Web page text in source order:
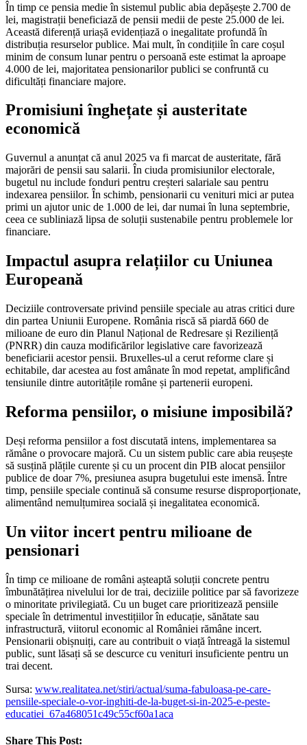
În timp ce pensia medie în sistemul public abia depășește 2.700 de
lei, magistrații beneficiază de pensii medii de peste 25.000 de lei.
Această diferență uriașă evidențiază o inegalitate profundă în
distribuția resurselor publice. Mai mult, în condițiile în care coșul
minim de consum lunar pentru o persoană este estimat la aproape
4.000 de lei, majoritatea pensionarilor publici se confruntă cu
dificultăți financiare majore.
Promisiuni înghețate și austeritate
economică
Guvernul a anunțat că anul 2025 va fi marcat de austeritate, fără
majorări de pensii sau salarii. În ciuda promisiunilor electorale,
bugetul nu include fonduri pentru creșteri salariale sau pentru
indexarea pensiilor. În schimb, pensionarii cu venituri mici ar putea
primi un ajutor unic de 1.000 de lei, dar numai în luna septembrie,
ceea ce subliniază lipsa de soluții sustenabile pentru problemele lor
financiare.
Impactul asupra relațiilor cu Uniunea
Europeană
Deciziile controversate privind pensiile speciale au atras critici dure
din partea Uniunii Europene. România riscă să piardă 660 de
milioane de euro din Planul Național de Redresare și Reziliență
(PNRR) din cauza modificărilor legislative care favorizează
beneficiarii acestor pensii. Bruxelles-ul a cerut reforme clare și
echitabile, dar acestea au fost amânate în mod repetat, amplificând
tensiunile dintre autoritățile române și partenerii europeni.
Reforma pensiilor, o misiune imposibilă?
Deși reforma pensiilor a fost discutată intens, implementarea sa
rămâne o provocare majoră. Cu un sistem public care abia reușește
să susțină plățile curente și cu un procent din PIB alocat pensiilor
publice de doar 7%, presiunea asupra bugetului este imensă. Între
timp, pensiile speciale continuă să consume resurse disproporționate,
alimentând nemulțumirea socială și inegalitatea economică.
Un viitor incert pentru milioane de
pensionari
În timp ce milioane de români așteaptă soluții concrete pentru
îmbunătățirea nivelului lor de trai, deciziile politice par să favorizeze
o minoritate privilegiată. Cu un buget care prioritizează pensiile
speciale în detrimentul investițiilor în educație, sănătate sau
infrastructură, viitorul economic al României rămâne incert.
Pensionarii obișnuiți, care au contribuit o viață întreagă la sistemul
public, sunt lăsați să se descurce cu venituri insuficiente pentru un
trai decent.
Sursa: www.realitatea.net/stiri/actual/suma-fabuloasa-pe-care-
pensiile-speciale-o-vor-inghiti-de-la-buget-si-in-2025-e-peste-
educatiei_67a468051c49c55cf60a1aca
Share This Post: